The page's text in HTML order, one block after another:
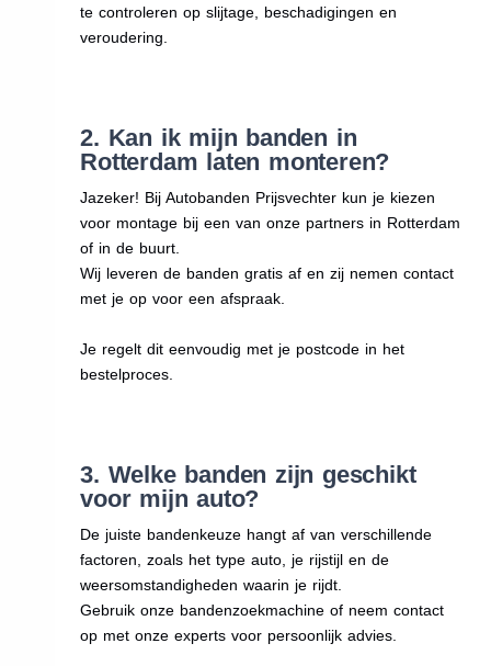
te controleren op slijtage, beschadigingen en
veroudering.
2. Kan ik mijn banden in
Rotterdam laten monteren?
Jazeker! Bij Autobanden Prijsvechter kun je kiezen
voor montage bij een van onze partners in Rotterdam
of in de buurt.
Wij leveren de banden gratis af en zij nemen contact
met je op voor een afspraak.
Je regelt dit eenvoudig met je postcode in het
bestelproces.
3. Welke banden zijn geschikt
voor mijn auto?
De juiste bandenkeuze hangt af van verschillende
factoren, zoals het type auto, je rijstijl en de
weersomstandigheden waarin je rijdt.
Gebruik onze bandenzoekmachine of neem contact
op met onze experts voor persoonlijk advies.